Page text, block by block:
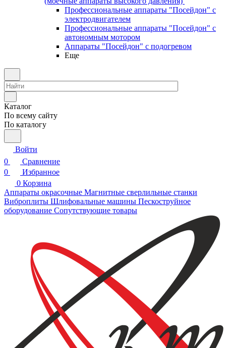
Профессиональные аппараты "Посейдон" с
электродвигателем
Профессиональные аппараты "Посейдон" с
автономным мотором
Аппараты "Посейдон" с подогревом
Еще
Каталог
По всему сайту
По каталогу
Войти
0
Сравнение
0
Избранное
0 Корзина
Аппараты окрасочные Магнитные сверлильные станки
Виброплиты Шлифовальные машины Пескоструйное
оборудование Сопутствующие товары